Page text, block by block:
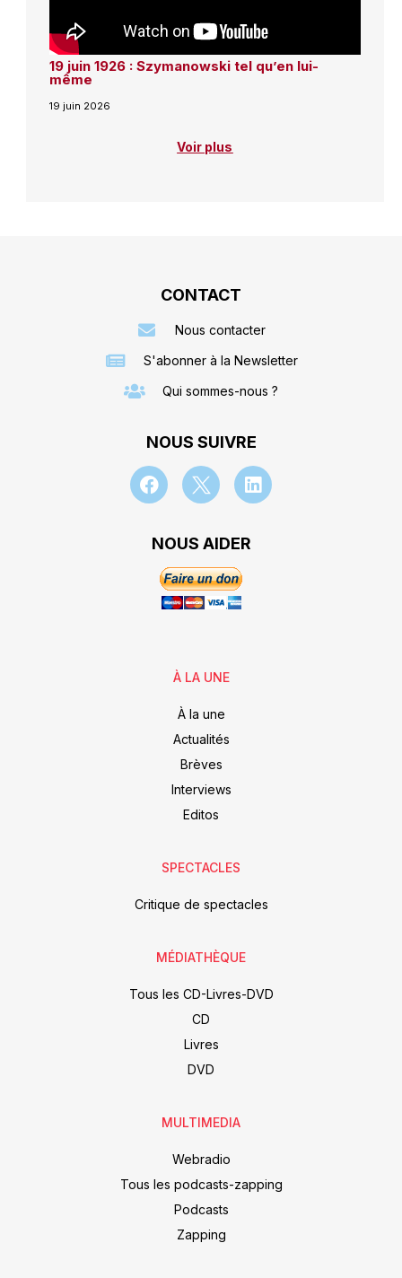
19 juin 1926 : Szymanowski tel qu’en lui-
même
19 juin 2026
Voir plus
CONTACT
Nous contacter
S'abonner à la Newsletter
Qui sommes-nous ?
NOUS SUIVRE
NOUS AIDER
À LA UNE
À la une
Actualités
Brèves
Interviews
Editos
SPECTACLES
Critique de spectacles
MÉDIATHÈQUE
Tous les CD-Livres-DVD
CD
Livres
DVD
MULTIMEDIA
Webradio
Tous les podcasts-zapping
Podcasts
Zapping